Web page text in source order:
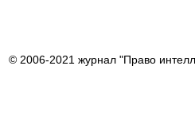
© 2006-2021 журнал "Право